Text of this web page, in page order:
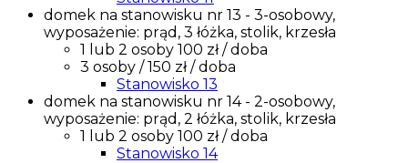
domek na stanowisku nr 13 - 3-osobowy,
wyposażenie: prąd, 3 łóżka, stolik, krzesła
1 lub 2 osoby 100 zł / doba
3 osoby / 150 zł / doba
Stanowisko 13
domek na stanowisku nr 14 - 2-osobowy,
wyposażenie: prąd, 2 łóżka, stolik, krzesła
1 lub 2 osoby 100 zł / doba
Stanowisko 14